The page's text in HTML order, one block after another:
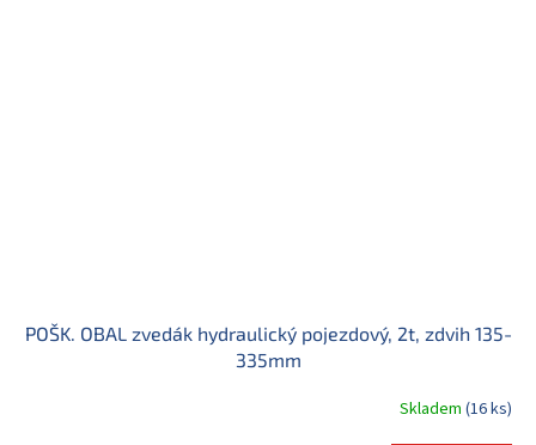
POŠK. OBAL zvedák hydraulický pojezdový, 2t, zdvih 135-
335mm
Skladem (16 ks)